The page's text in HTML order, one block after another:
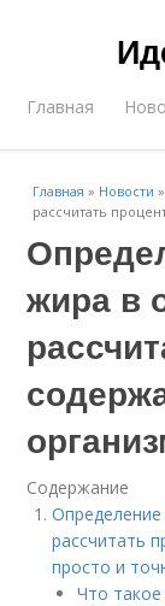
Главная
Главная » Новости »
рассчитать
жира в
Содержание
рассчитать
просто и
Что